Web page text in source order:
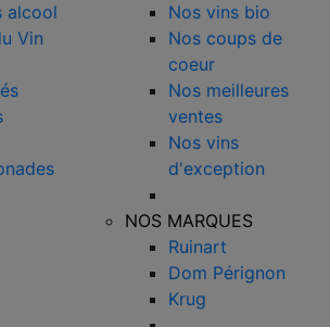
alcool
Vin
Nos vins bio
Nos coups de
coeur
Nos meilleures
ventes
Nos vins
d'exception
NOS MARQUES
Ruinart
Dom Pérignon
Krug